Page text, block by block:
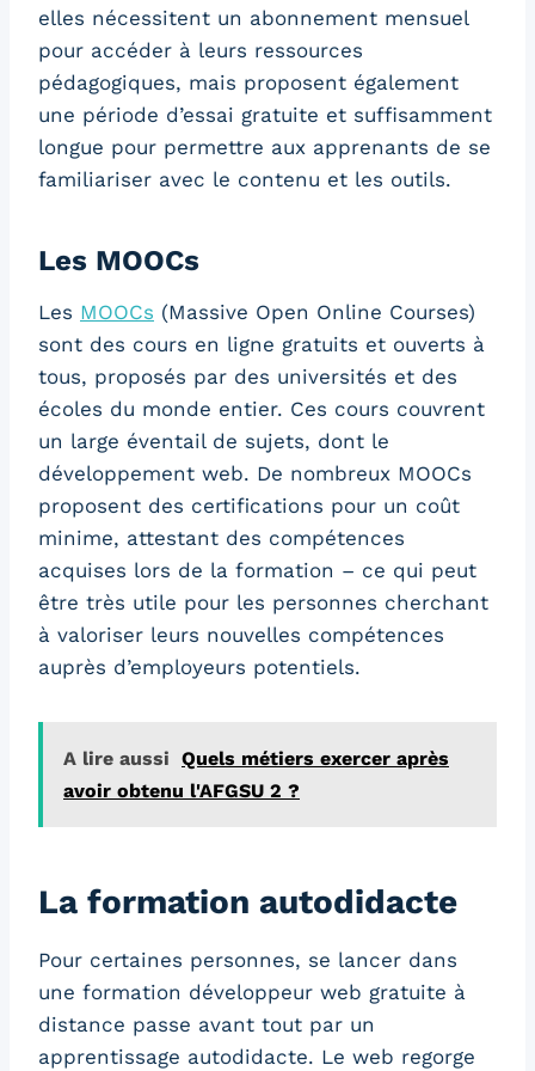
elles nécessitent un abonnement mensuel
pour accéder à leurs ressources
pédagogiques, mais proposent également
une période d’essai gratuite et suffisamment
longue pour permettre aux apprenants de se
familiariser avec le contenu et les outils.
Les MOOCs
Les MOOCs (Massive Open Online Courses)
sont des cours en ligne gratuits et ouverts à
tous, proposés par des universités et des
écoles du monde entier. Ces cours couvrent
un large éventail de sujets, dont le
développement web. De nombreux MOOCs
proposent des certifications pour un coût
minime, attestant des compétences
acquises lors de la formation – ce qui peut
être très utile pour les personnes cherchant
à valoriser leurs nouvelles compétences
auprès d’employeurs potentiels.
A lire aussi Quels métiers exercer après
avoir obtenu l'AFGSU 2 ?
La formation autodidacte
Pour certaines personnes, se lancer dans
une formation développeur web gratuite à
distance passe avant tout par un
apprentissage autodidacte. Le web regorge